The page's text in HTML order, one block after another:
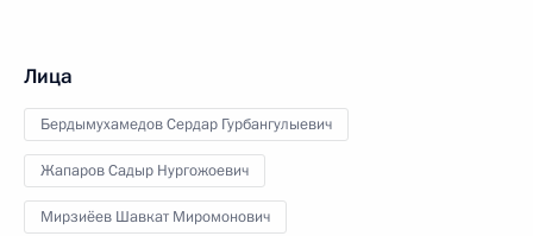
Лица
Бердымухамедов Сердар Гурбангулыевич
Жапаров Садыр Нургожоевич
Мирзиёев Шавкат Миромонович